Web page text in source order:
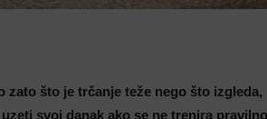
što je trčanje teže nego što izgleda,
svoj danak ako se ne trenira